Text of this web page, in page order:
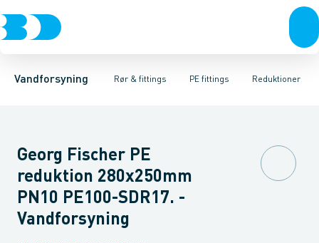
Vandforsyning Rør & fittings
Rør & fittingsKoblinger & anboringerMuffer, klemmer &
PE fittings
PE rørPE EL fittingsPE fittings Duktiljern fittingsReduktioner
Vinkler 90gr.Vinkler 60gr.Vinkler 45gr.Vinkler 30gr.Vinkler
Georg Fischer PE
reduktion 280x250mm
PN10 PE100-SDR17. -
Vandforsyning